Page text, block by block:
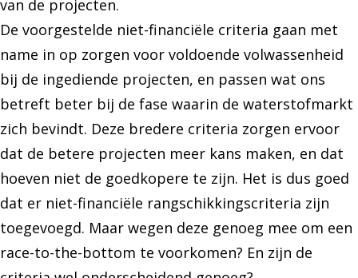
van de projecten.
De voorgestelde niet-financiële criteria gaan met
name in op zorgen voor voldoende volwassenheid
bij de ingediende projecten, en passen wat ons
betreft beter bij de fase waarin de waterstofmarkt
zich bevindt. Deze bredere criteria zorgen ervoor
dat de betere projecten meer kans maken, en dat
hoeven niet de goedkopere te zijn. Het is dus goed
dat er niet-financiële rangschikkingscriteria zijn
toegevoegd. Maar wegen deze genoeg mee om een
race-to-the-bottom te voorkomen? En zijn de